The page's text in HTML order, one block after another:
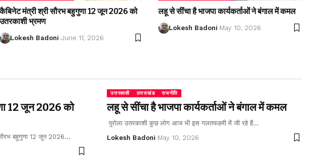
कैबिनेट मंत्री श्री सौरभ बहुगुणा 12 जून 2026 को
उतरकाशी भ्रमण
Lokesh Badoni June 11, 2026
लहू से सींचा है भाजपा कार्यकर्ताओं ने बंगाल में कमल
Lokesh Badoni May 10, 2026
12 जून 2026 को
बहुगुणा 12 जून 2026…
उत्तरकाशी उत्तराखंड राजनीति
लहू से सींचा है भाजपा कार्यकर्ताओं ने बंगाल में कमल
पुरोला उतरकाशी कुछ लोग आज भी इस गलतफहमी में जी रहे हैं…
Lokesh Badoni May 10, 2026